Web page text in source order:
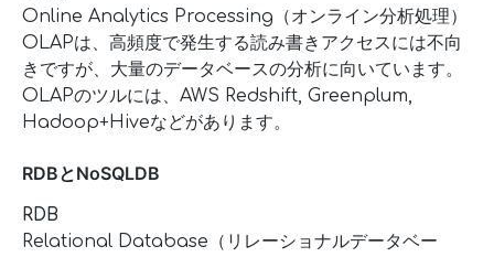
Online Analytics Processing（オンライン分析処理）
OLAPは、高頻度で発生する読み書きアクセスには不向
きですが、大量のデータベースの分析に向いています。
OLAPのツルには、AWS Redshift, Greenplum,
Hadoop+Hiveなどがあります。
RDBとNoSQLDB
RDB
Relational Database（リレーショナルデータベー